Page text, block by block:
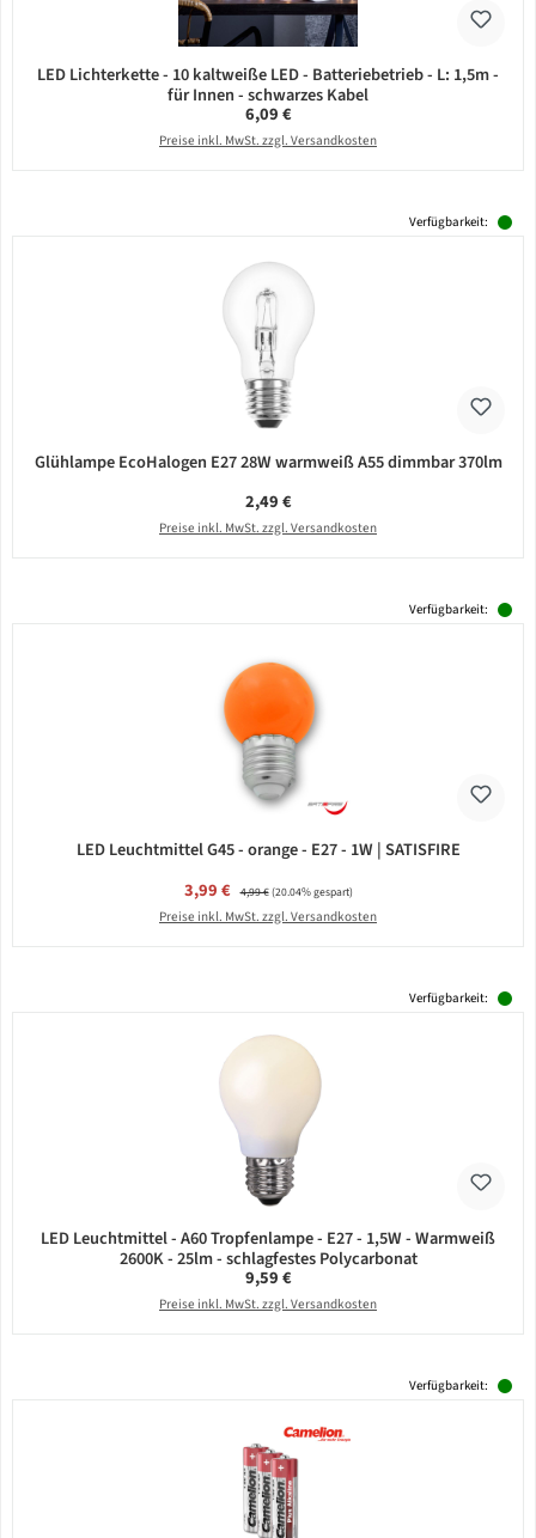
LED Lichterkette - 10 kaltweiße LED - Batteriebetrieb - L: 1,5m -
für Innen - schwarzes Kabel
Regulärer Preis:
6,09 €
Preise inkl. MwSt. zzgl. Versandkosten
Verfügbarkeit:
Glühlampe EcoHalogen E27 28W warmweiß A55 dimmbar 370lm
Regulärer Preis:
2,49 €
Preise inkl. MwSt. zzgl. Versandkosten
Verfügbarkeit:
LED Leuchtmittel G45 - orange - E27 - 1W | SATISFIRE
Verkaufspreis:
3,99 € Regulärer Preis:
4,99 €(20.04% gespart)
Preise inkl. MwSt. zzgl. Versandkosten
Verfügbarkeit:
LED Leuchtmittel - A60 Tropfenlampe - E27 - 1,5W - Warmweiß
2600K - 25lm - schlagfestes Polycarbonat
Regulärer Preis:
9,59 €
Preise inkl. MwSt. zzgl. Versandkosten
Verfügbarkeit: